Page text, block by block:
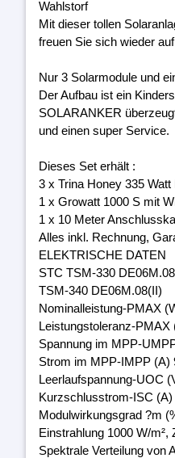
Wahlstorf
Mit dieser tollen
freuen Sie sich wieder
Nur 3 Solarmodule und
Der Aufbau ist ein
SOLARANKER
und einen super Service.
Dieses Set erhält :
3 x Trina Honey 335 Watt
1 x Growatt 1000 S mit
1 x 10 Meter
Alles inkl. Rechnung,
ELEKTRISCHE DATEN
STC TSM-330
TSM-340 DE06M.08(II)
Nominalleistung-PMAX
Leistungstoleranz-PMAX
Spannung im MPP-
Strom im MPP-IMPP (A)
Leerlaufspannung-UOC
Kurzschlusstrom-ISC (A)
Modulwirkungsgrad ?m
Einstrahlung 1000 W/m²,
Spektrale Verteilung von